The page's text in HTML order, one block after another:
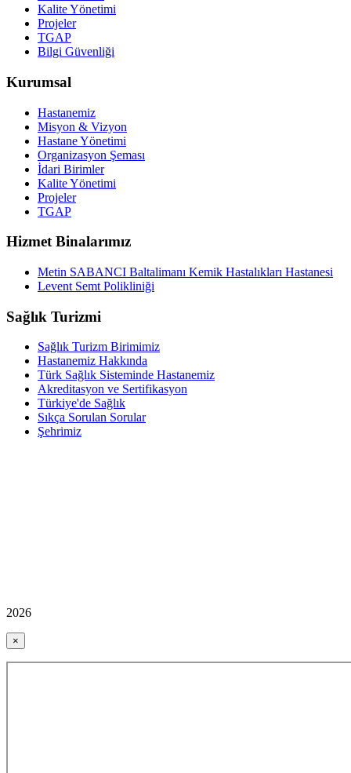
Kalite Yönetimi
Projeler
TGAP
Bilgi Güvenliği
Kurumsal
Hastanemiz
Misyon & Vizyon
Hastane Yönetimi
Organizasyon Şeması
İdari Birimler
Kalite Yönetimi
Projeler
TGAP
Hizmet Binalarımız
Metin SABANCI Baltalimanı Kemik Hastalıkları Hastanesi
Levent Semt Polikliniği
Sağlık Turizmi
Sağlık Turizm Birimimiz
Hastanemiz Hakkında
Türk Sağlık Sisteminde Hastanemiz
Akreditasyon ve Sertifikasyon
Türkiye'de Sağlık
Sıkça Sorulan Sorular
Şehrimiz
2026
×